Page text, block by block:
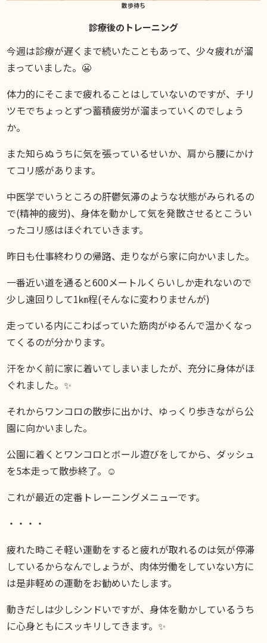
散歩待ち
診療後のトレーニング
今週は診療が遅くまで続いたこともあって、少々疲れが溜
まっていました。😬
体力的にそこまで疲れることはしていないのですが、チリ
ツモでちょっとずつ蓄積疲労が溜まっていくのでしょう
か。
また知らぬうちに気を張っているせいか、肩から腰にかけ
てコリ感があります。
中医学でいうところの肝鬱気滞のような状態がみられるの
で(精神的疲労)、身体を動かして気を発散させるとこうい
ったコリ感はほぐれていきます。
昨日も仕事終わりの帰路、走りながら家に向かいました。
一番近い道を通ると600メートルくらいしか走れないので
少し遠回りして1㎞程(そんなに変わりませんが)
走っている内にこわばっていた筋肉がゆるんで温かくなっ
てくるのが分かります。
汗をかく前に家に着いてしまいましたが、充分に身体がほ
ぐれました。✨
それからワンコロの散歩に出かけ、ゆっくり歩きながら公
園に向かいました。
公園に着くとワンコロとボール遊びをしてから、ダッシュ
を5本走って散歩終了。☺️
これが最近の定番トレーニングメニューです。
・・・・
疲れた時こそ軽い運動をすると疲れが取れるのは気が停滞
しているからなんでしょうが、肉体労働をしていない方に
は是非軽めの運動をお勧めいたします。
動きだしは少しシンドいですが、身体を動かしているうち
に心身ともにスッキリしてきます。✨